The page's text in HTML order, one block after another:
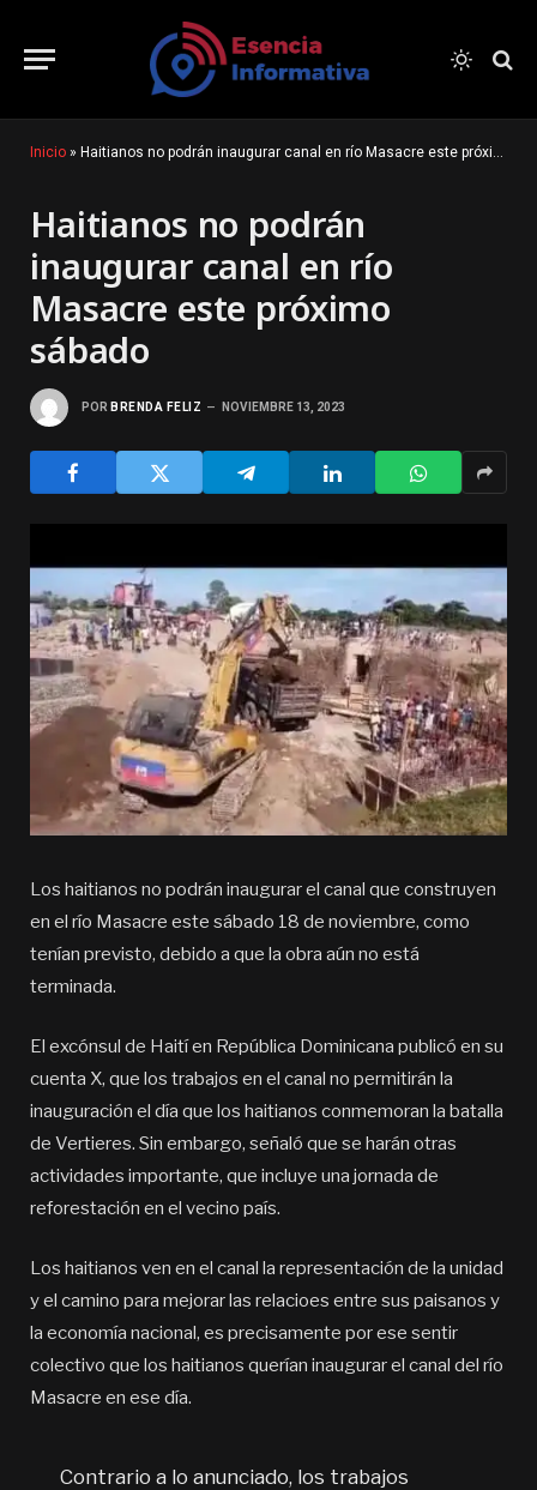
Inicio » Haitianos no podrán inaugurar canal en río Masacre este próximo sábado
Haitianos no podrán
inaugurar canal en río
Masacre este próximo
sábado
POR BRENDA FELIZ NOVIEMBRE 13, 2023
Los haitianos no podrán inaugurar el canal que construyen
en el río Masacre este sábado 18 de noviembre, como
tenían previsto, debido a que la obra aún no está
terminada.
El excónsul de Haití en República Dominicana publicó en su
cuenta X, que los trabajos en el canal no permitirán la
inauguración el día que los haitianos conmemoran la batalla
de Vertieres. Sin embargo, señaló que se harán otras
actividades importante, que incluye una jornada de
reforestación en el vecino país.
Los haitianos ven en el canal la representación de la unidad
y el camino para mejorar las relacioes entre sus paisanos y
la economía nacional, es precisamente por ese sentir
colectivo que los haitianos querían inaugurar el canal del río
Masacre en ese día.
Contrario a lo anunciado, los trabajos